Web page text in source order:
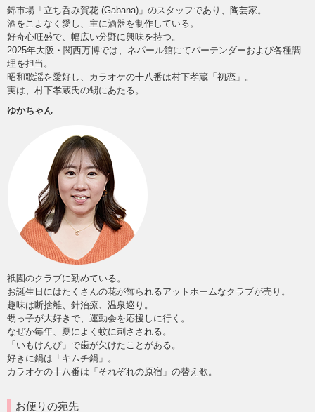
錦市場「立ち呑み賀花 (Gabana)」のスタッフであり、陶芸家。
酒をこよなく愛し、主に酒器を制作している。
好奇心旺盛で、幅広い分野に興味を持つ。
2025年大阪・関西万博では、ネパール館にてバーテンダーおよび各種調
理を担当。
昭和歌謡を愛好し、カラオケの十八番は村下孝蔵「初恋」。
実は、村下孝蔵氏の甥にあたる。
ゆかちゃん
祇園のクラブに勤めている。
お誕生日にはたくさんの花が飾られるアットホームなクラブが売り。
趣味は断捨離、針治療、温泉巡り。
甥っ子が大好きで、運動会を応援しに行く。
なぜか毎年、夏によく蚊に刺さされる。
「いもけんぴ」で歯が欠けたことがある。
好きに鍋は「キムチ鍋」。
カラオケの十八番は「それぞれの原宿」の替え歌。
お便りの宛先